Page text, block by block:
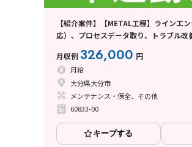
【紹介案件】【METAL工程】ラインエ
応）、プロセスデータ取り、トラブル改善業務 【未
月収例 326,000 円
月給
大分県大分市
メンテナンス・保全、その他
60833-00
キープする